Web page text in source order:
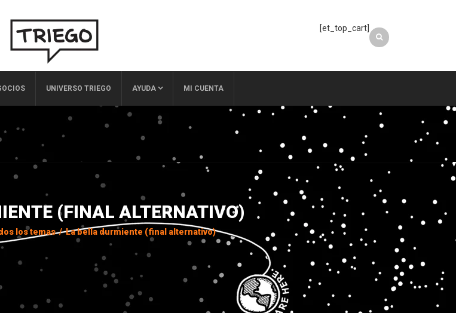
[et_top_cart]
UNIVERSO TRIEGO AYUDA MI CUENTA
(FINAL ALTERNATIVO)
los temas / La bella durmiente (final alternativo)